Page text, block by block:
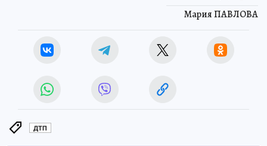
Мария ПАВЛОВА
ДТП